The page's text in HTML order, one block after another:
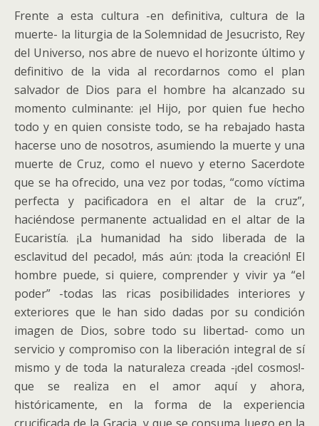
Frente a esta cultura -en definitiva, cultura de la
muerte- la liturgia de la Solemnidad de Jesucristo, Rey
del Universo, nos abre de nuevo el horizonte último y
definitivo de la vida al recordarnos como el plan
salvador de Dios para el hombre ha alcanzado su
momento culminante: ¡el Hijo, por quien fue hecho
todo y en quien consiste todo, se ha rebajado hasta
hacerse uno de nosotros, asumiendo la muerte y una
muerte de Cruz, como el nuevo y eterno Sacerdote
que se ha ofrecido, una vez por todas, “como víctima
perfecta y pacificadora en el altar de la cruz”,
haciéndose permanente actualidad en el altar de la
Eucaristía. ¡La humanidad ha sido liberada de la
esclavitud del pecado!, más aún: ¡toda la creación! El
hombre puede, si quiere, comprender y vivir ya “el
poder” -todas las ricas posibilidades interiores y
exteriores que le han sido dadas por su condición
imagen de Dios, sobre todo su libertad- como un
servicio y compromiso con la liberación integral de sí
mismo y de toda la naturaleza creada -¡del cosmos!-
que se realiza en el amor aquí y ahora,
históricamente, en la forma de la experiencia